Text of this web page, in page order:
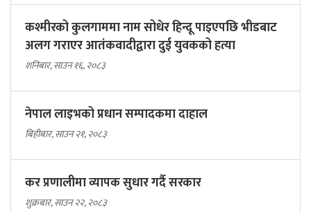
कश्मीरको कुलगाममा नाम सोधेर हिन्दू पाइएपछि भीडबाट
अलग गराएर आतंकवादीद्वारा दुई युवकको हत्या
शनिबार, साउन १६, २०८३
नेपाल लाइभको प्रधान सम्पादकमा दाहाल
बिहीबार, साउन २१, २०८३
कर प्रणालीमा व्यापक सुधार गर्दै सरकार
शुक्रबार, साउन २२, २०८३